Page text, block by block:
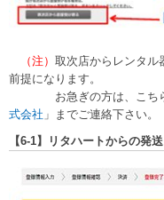
（注） 取次店からレンタル
前提になります。
お急ぎの方は、こち
式会社 」までご連絡下さい。
【6-1】リタハートからの発送